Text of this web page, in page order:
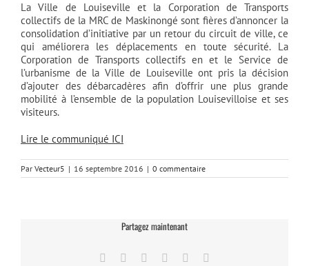
La Ville de Louiseville et la Corporation de Transports
collectifs de la MRC de Maskinongé sont fières d’annoncer la
consolidation d’initiative par un retour du circuit de ville, ce
qui améliorera les déplacements en toute sécurité. La
Corporation de Transports collectifs en et le Service de
l’urbanisme de la Ville de Louiseville ont pris la décision
d’ajouter des débarcadères afin d’offrir une plus grande
mobilité à l’ensemble de la population Louisevilloise et ses
visiteurs.
Lire le communiqué ICI
Par Vecteur5 | 16 septembre 2016 | 0 commentaire
Partagez maintenant
Facebook
TwitterLinkedIn
TumblrPinterest